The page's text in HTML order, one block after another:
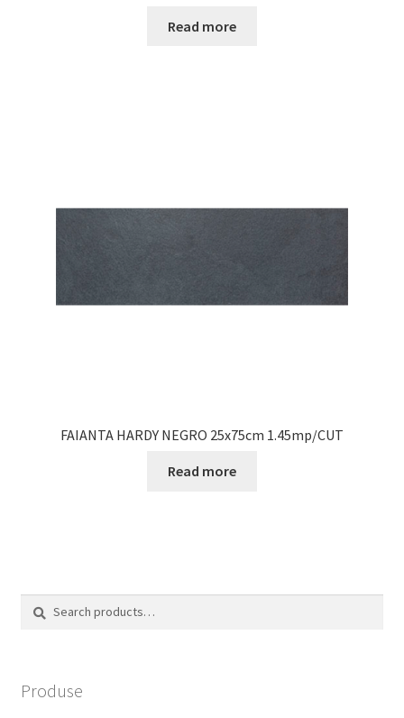
Read more
FAIANTA HARDY NEGRO 25x75cm 1.45mp/CUT
Read more
Produse